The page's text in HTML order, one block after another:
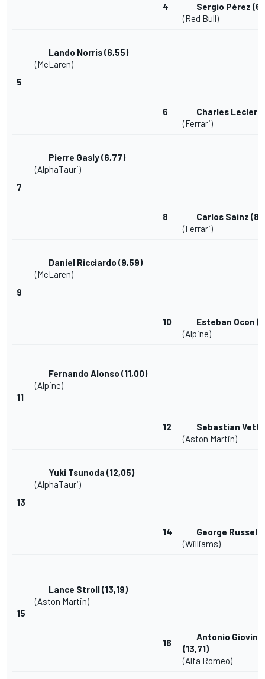
4 Sergio Pérez
(Red Bull)
5
Lando Norris(6,55)
(McLaren)
6 Charles Leclerc
(Ferrari)
7
Pierre Gasly(6,77)
(AlphaTauri)
8 Carlos Sainz
(Ferrari)
9
Daniel Ricciardo (9,59)
(McLaren)
10 Esteban Ocon
(Alpine)
11
Fernando Alonso (11,00)
(Alpine)
12
Sebastian
(Aston Martin)
13
Yuki Tsunoda (12,05)
(AlphaTauri)
14 George Russell
(Williams)
15
Lance Stroll(13,19)
(Aston Martin)
16
Antonio
(13,71)
(Alfa Romeo)